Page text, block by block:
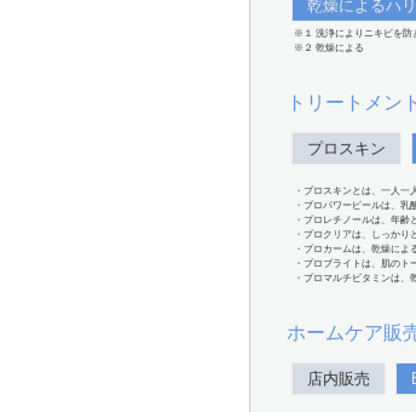
乾燥によるハ
※１ 洗浄によりニキビを防
※２ 乾燥による
トリートメン
プロスキン
・プロスキンとは、一人一
・プロパワーピールは、乳
・プロレチノールは、年齢
・プロクリアは、しっかり
・プロカームは、乾燥によ
・プロブライトは、肌のト
・プロマルチビタミンは、
ホームケア販
店内販売